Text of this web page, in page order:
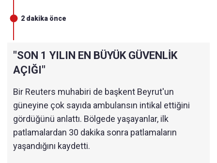
2 dakika önce
"SON 1 YILIN EN BÜYÜK GÜVENLİK
AÇIĞI"
Bir Reuters muhabiri de başkent Beyrut'un
güneyine çok sayıda ambulansın intikal ettiğini
gördüğünü anlattı. Bölgede yaşayanlar, ilk
patlamalardan 30 dakika sonra patlamaların
yaşandığını kaydetti.